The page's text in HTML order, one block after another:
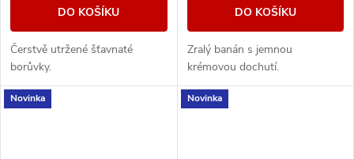
DO KOŠÍKU
Čerstvě utržené šťavnaté
borůvky.
DO KOŠÍKU
Zralý banán s jemnou
krémovou dochutí.
Novinka Novinka